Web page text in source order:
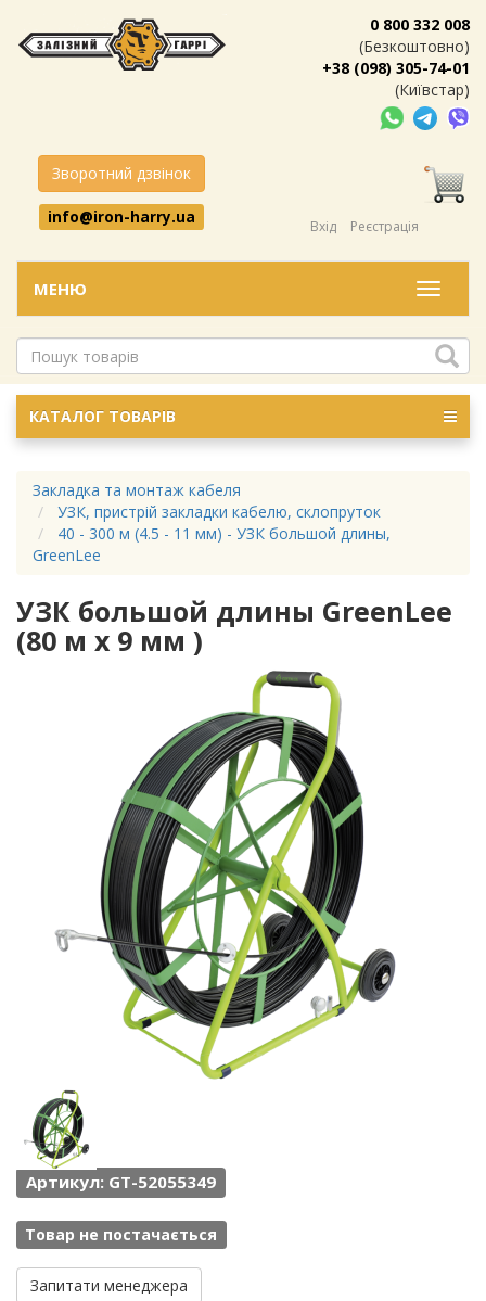
0 800 332 008
(Безкоштовно)
+38 (098) 305-74-01
(Київстар)
Зворотний дзвінок
info@iron-harry.ua
Вхід Реєстрація
Меню
МЕНЮ
КАТАЛОГ ТОВАРІВ
Закладка та монтаж кабеля
УЗК, пристрій закладки кабелю, склопруток
40 - 300 м (4.5 - 11 мм) - УЗК большой длины,
GreenLee
УЗК большой длины GreenLee
(80 м х 9 мм )
Артикул: GT-52055349
Товар не постачається
Запитати менеджера